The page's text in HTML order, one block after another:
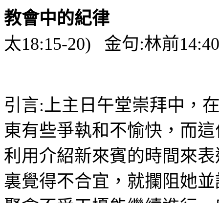
教會中的紀律
太18:15-20) 金句:林前14:40
引言:上主日午堂崇拜中，
東有些爭執和不愉快，而
利用介紹新來賓的時間來
裏覺得不合宜，就攔阻她